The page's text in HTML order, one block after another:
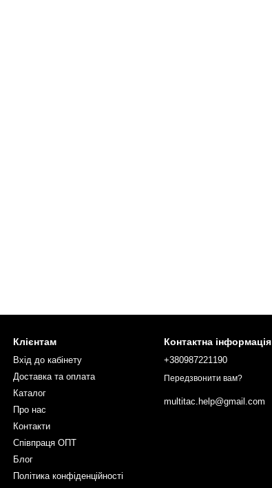
Клієнтам
Вхід до кабінету
Доставка та оплата
Каталог
Про нас
Контакти
Співпраця ОПТ
Блог
Політика конфіденційності
Контактна інформація
+380987221190
Передзвонити вам?
multitac.help@gmail.com